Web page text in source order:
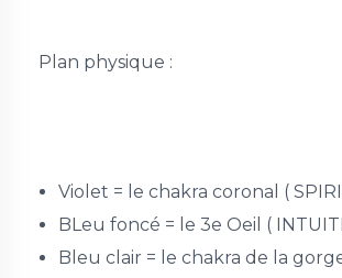
Plan physique :
Violet = le chakra coronal (
BLeu foncé = le 3e Oeil (
Bleu clair = le chakra de la